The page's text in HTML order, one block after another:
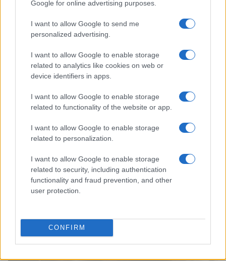
Google for online advertising purposes.
I want to allow Google to send me
personalized advertising.
I want to allow Google to enable storage
related to analytics like cookies on web or
device identifiers in apps.
I want to allow Google to enable storage
related to functionality of the website or app.
I want to allow Google to enable storage
related to personalization.
I want to allow Google to enable storage
related to security, including authentication
functionality and fraud prevention, and other
user protection.
CONFIRM
Disabilità e Accessibilità: La Controversia
Arezzo
Arezzo si trova al centro di una nuova controversia
riguardante le tariffe della piscina comunale. Gli
Camilla Fiore · 5 Ago 2026
Candy VEDI TUTTI →
CANDY